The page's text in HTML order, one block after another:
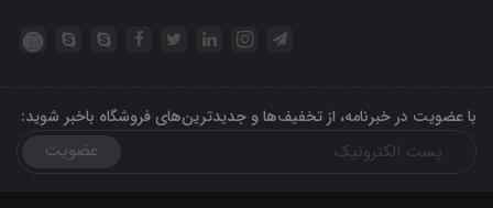
با عضویت در خبرنامه، از تخفیف‌ها و جدیدترین‌های فروشگاه باخبر شوید:
عضویت